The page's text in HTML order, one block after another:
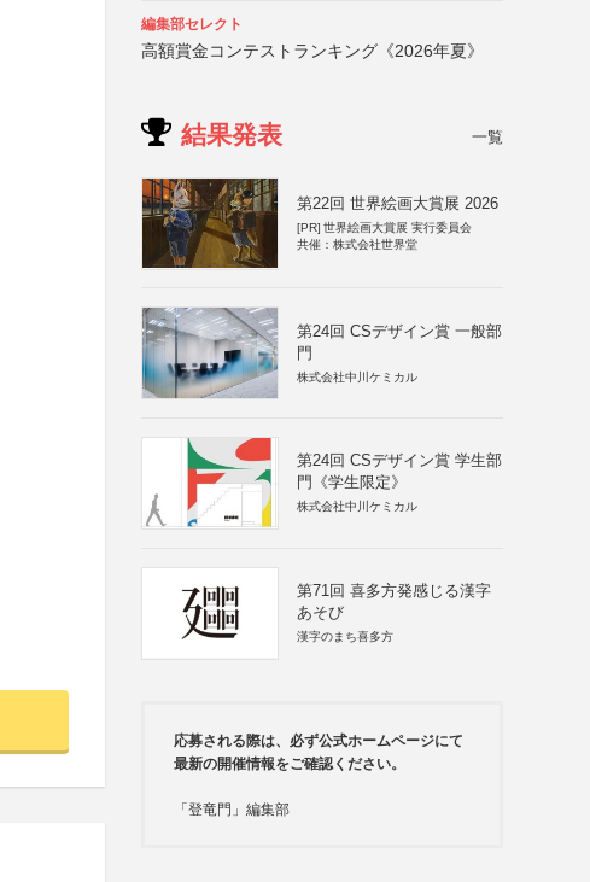
編集部セレクト
高額賞金コンテストランキング《2026年夏》
結果発表 一覧
第22回 世界絵画大賞展 2026
[PR] 世界絵画大賞展 実行委員会
共催：株式会社世界堂
第24回 CSデザイン賞 一般部
門
株式会社中川ケミカル
第24回 CSデザイン賞 学生部
門《学生限定》
株式会社中川ケミカル
第71回 喜多方発感じる漢字
あそび
漢字のまち喜多方
応募される際は、必ず公式ホームページにて
最新の開催情報をご確認ください。
「登竜門」編集部